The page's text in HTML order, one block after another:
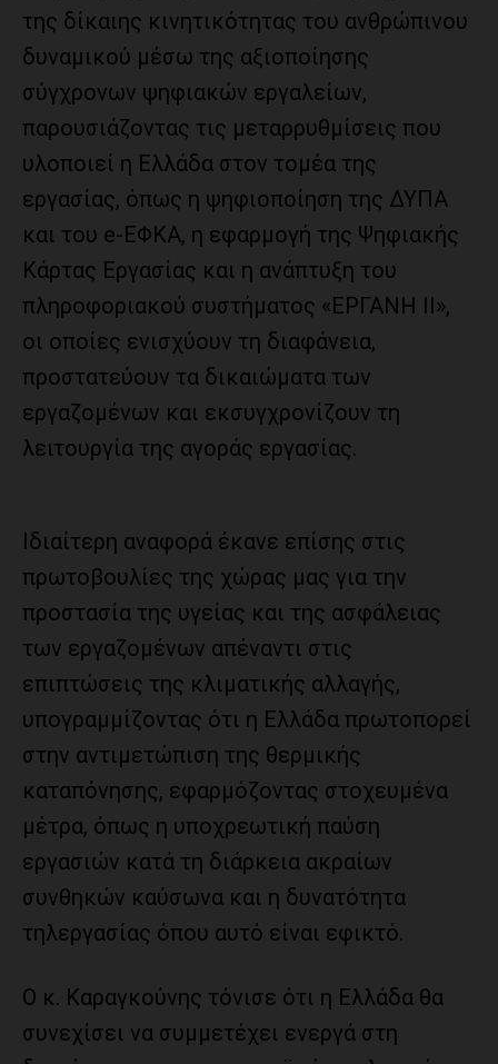
της δίκαιης κινητικότητας του ανθρώπινου
δυναμικού μέσω της αξιοποίησης
σύγχρονων ψηφιακών εργαλείων,
παρουσιάζοντας τις μεταρρυθμίσεις που
υλοποιεί η Ελλάδα στον τομέα της
εργασίας, όπως η ψηφιοποίηση της ΔΥΠΑ
και του e-ΕΦΚΑ, η εφαρμογή της Ψηφιακής
Κάρτας Εργασίας και η ανάπτυξη του
πληροφοριακού συστήματος «ΕΡΓΑΝΗ ΙΙ»,
οι οποίες ενισχύουν τη διαφάνεια,
προστατεύουν τα δικαιώματα των
εργαζομένων και εκσυγχρονίζουν τη
λειτουργία της αγοράς εργασίας.
Ιδιαίτερη αναφορά έκανε επίσης στις
πρωτοβουλίες της χώρας μας για την
προστασία της υγείας και της ασφάλειας
των εργαζομένων απέναντι στις
επιπτώσεις της κλιματικής αλλαγής,
υπογραμμίζοντας ότι η Ελλάδα πρωτοπορεί
στην αντιμετώπιση της θερμικής
καταπόνησης, εφαρμόζοντας στοχευμένα
μέτρα, όπως η υποχρεωτική παύση
εργασιών κατά τη διάρκεια ακραίων
συνθηκών καύσωνα και η δυνατότητα
τηλεργασίας όπου αυτό είναι εφικτό.
Ο κ. Καραγκούνης τόνισε ότι η Ελλάδα θα
συνεχίσει να συμμετέχει ενεργά στη